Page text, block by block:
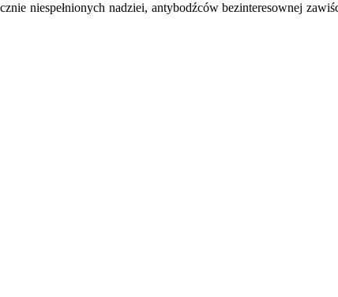
niespełnionych nadziei, antybodźców bezinteresownej